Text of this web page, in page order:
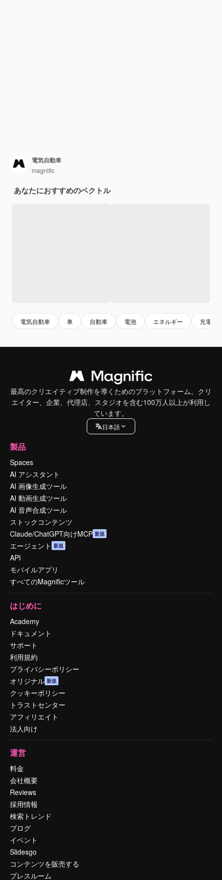
電気自動車
magnific
あなたにおすすめのベクトル
電気自動車 車 自動車 電池 エネルギー 充電
最高のクリエイティブ制作を導くためのプラットフォーム。クリ
エイター、企業、代理店、スタジオを含む100万人以上が利用し
ています。
日本語
製品
Spaces
AI アシスタント
AI 画像生成ツール
AI 動画生成ツール
AI 音声合成ツール
ストックコンテンツ
Claude/ChatGPT向けMCP 新規
エージェント 新規
API
モバイルアプリ
すべてのMagnificツール
はじめに
Academy
ドキュメント
サポート
利用規約
プライバシーポリシー
オリジナル 新規
クッキーポリシー
トラストセンター
アフィリエイト
法人向け
運営
料金
会社概要
Reviews
採用情報
検索トレンド
ブログ
イベント
Slidesgo
コンテンツを販売する
プレスルーム